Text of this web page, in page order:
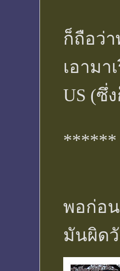
ก็ถือว่
เอาม
US (ซึ่
******
พอก่อน
มันผิด